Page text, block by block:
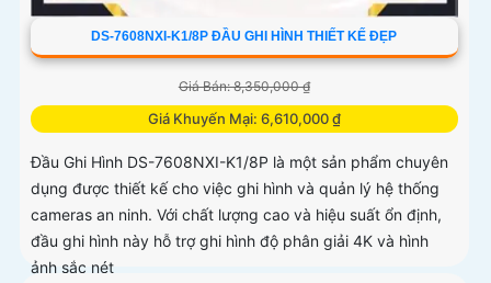
DS-7608NXI-K1/8P ĐẦU GHI HÌNH THIẾT KẾ ĐẸP
Giá Bán: 8,350,000 ₫
Giá Khuyến Mại: 6,610,000 ₫
Đầu Ghi Hình DS-7608NXI-K1/8P là một sản phẩm chuyên
dụng được thiết kế cho việc ghi hình và quản lý hệ thống
cameras an ninh. Với chất lượng cao và hiệu suất ổn định,
đầu ghi hình này hỗ trợ ghi hình độ phân giải 4K và hình
ảnh sắc nét